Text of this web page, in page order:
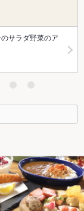
サラダ野菜のア